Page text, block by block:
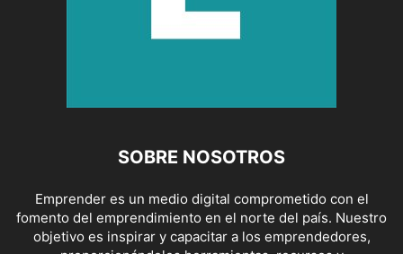
SOBRE NOSOTROS
Emprender es un medio digital comprometido con el
fomento del emprendimiento en el norte del país. Nuestro
objetivo es inspirar y capacitar a los emprendedores,